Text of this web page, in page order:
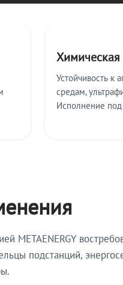
Химическая
Устойчивость к
средам,
Исполнение под
METAENERGY
подстанций,